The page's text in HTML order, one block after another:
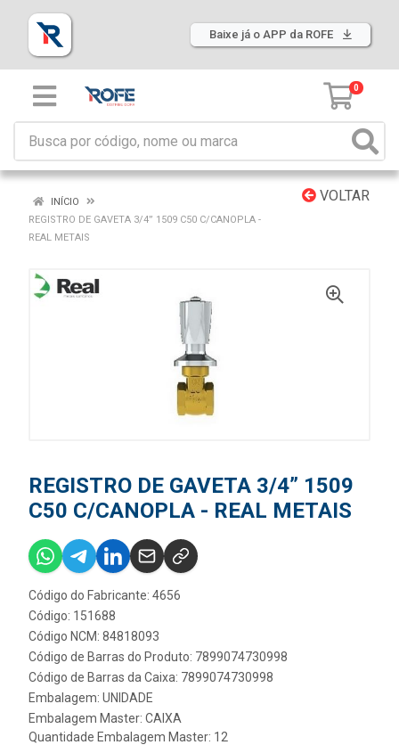
Baixe já o APP da ROFE
0
VOLTAR
INÍCIO
REGISTRO DE GAVETA 3/4” 1509 C50 C/CANOPLA -
REAL METAIS
REGISTRO DE GAVETA 3/4” 1509
C50 C/CANOPLA - REAL METAIS
Código do Fabricante: 4656
Código: 151688
Código NCM: 84818093
Código de Barras do Produto: 7899074730998
Código de Barras da Caixa: 7899074730998
Embalagem: UNIDADE
Embalagem Master: CAIXA
Quantidade Embalagem Master: 12